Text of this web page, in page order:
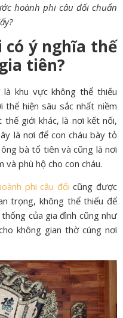
hoành phi câu đối chuẩn
có ý nghĩa thế
tiên?
khu vực không thể thiếu
hiện sâu sắc nhất niềm
giới khác, là nơi kết nối,
là nơi để con cháu bày tỏ
bà tổ tiên và cũng là nơi
phù hộ cho con cháu.
phi câu đối cũng được
trọng, không thể thiếu để
của gia đình cũng như
không gian thờ cúng nơi